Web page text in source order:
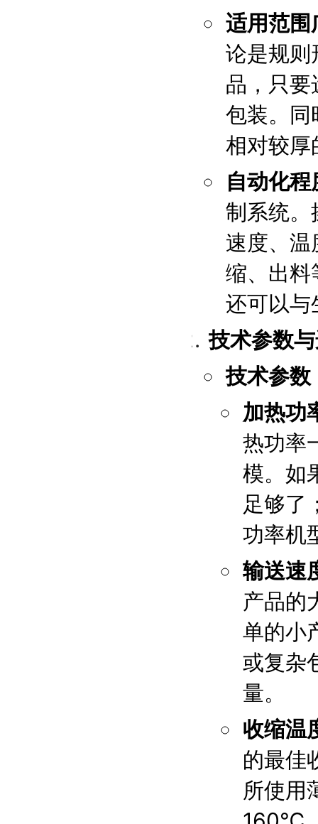
适用范围
论是规则
品，只
包装。同
相对较厚
自动化程
制系统。
速度、
缩、出料
还可以与
技术参数
技术参数
加热功
热功率
模。如
足够了
功率机
输送速
产品的
单的小
或复杂
量。
收缩温
的最佳
所使用